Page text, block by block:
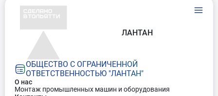
ОБЩЕСТВО С ОГРАНИЧЕННОЙ
ОТВЕТСТВЕННОСТЬЮ "ЛАНТАН"
ЛАНТАН
О нас
Монтаж промышленных машин и оборудования